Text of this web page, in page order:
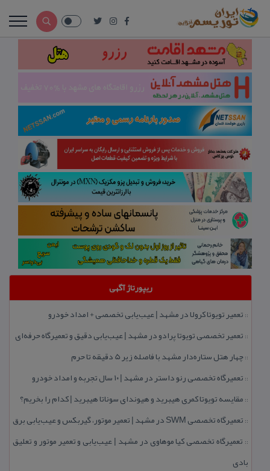
ریپورتاژ آگهی
:: تعمیر تویوتا كرولا در مشهد | عیب‌یابی تخصصی + امداد خودرو
:: تعمیر تخصصی تویوتا پرادو در مشهد | عیب‌یابی دقیق و تعمیرگاه حرفه‌ای
::چهار هتل‌ ستاره‌دار مشهد با فاصله زیر 5 دقیقه تا حرم
:: تعمیرگاه تخصصی رنو داستر در مشهد | ۱۰ سال تجربه و امداد خودرو
:: مقایسه تویوتا كمری هیبرید و هیوندای سوناتا هیبرید | كدام را بخریم؟
:: تعمیرگاه تخصصی SWM در مشهد | تعمیر موتور، گیربكس و عیب‌یابی برق
:: تعمیرگاه تخصصی كیا موهاوی در مشهد | عیب‌یابی و تعمیر موتور و تعلیق
بادی